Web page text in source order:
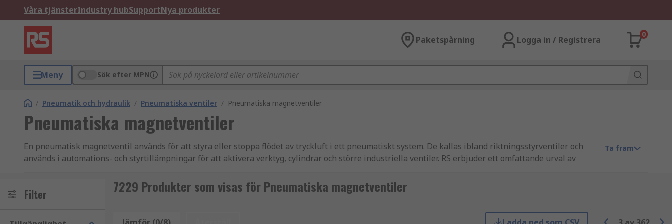
Våra tjänsterIndustry hubSupportNya produkter
Paketspårning Logga in / Registrera
0
Meny Sök efter MPN
/ Pneumatik och hydraulik / Pneumatiska ventiler / Pneumatiska magnetventiler
Pneumatiska magnetventiler
En pneumatisk magnetventil används för att styra eller stoppa flödet av tryckluft i ett pneumatiskt system. De kallas ibland riktningsstyrventiler och
används i automations- och styrtillämpningar för att aktivera verktyg, cylindrar och större industriella ventiler. RS erbjuder ett omfattande urval av
Hur aktiveras de?
Pneumatiska magnetventiler kan aktiveras på olika sätt, inklusive magnetdrift eller luftstyrd drift. Magnetventiler har en elektrisk spole fäst vid
Ta fram
Filter 7229 Produkter som visas för Pneumatiska magnetventiler